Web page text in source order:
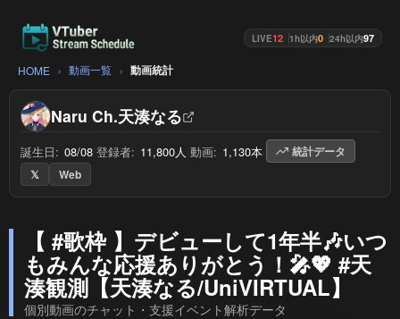
LIVE12 1h以内0 24h以内97
HOME 動画一覧 動画統計
Naru Ch.天湊なる
誕生日: 08/08 登録者: 11,800人 動画: 1,130本
統計データ
𝕏
Web
【 #歌枠 】デビューして1年半🎶いつ
もみんな応援ありがとう！🎤💖 #天
湊観測【天湊なる/UniVIRTUAL】
個別動画のチャット・支援イベント解析データ